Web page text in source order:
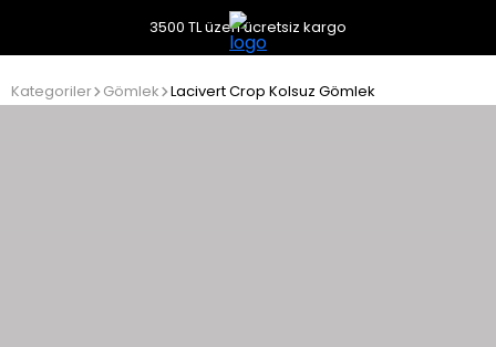
3500 TL üzeri ücretsiz kargo
Kategoriler Gömlek Lacivert Crop Kolsuz Gömlek